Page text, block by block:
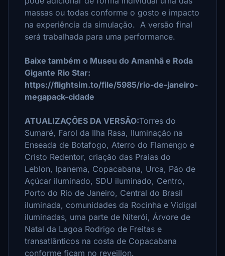
massas ou todas conforme o gosto e impacto
na experiência da simulação. A versão final
será trabalhada para uma performance.
Baixe também o Museu do Amanhã e Roda
Gigante Rio Star:
https://flightsim.to/file/5985/rio-de-janeiro-
megapack-cidade
ATUALIZAÇÕES DA VERSÃO:Torres do
Sumaré, Farol da Ilha Rasa, Iluminação na
Enseada de Botafogo, Aterro do Flamengo e
Cristo Redentor, criação das Praias do
Leblon, Ipanema, Copacabana, Urca, Pão de
Açúcar iluminado, SDU iluminado, Centro,
Porto do Rio de Janeiro, Central do Brasil
iluminada, comunidades da Rocinha e Vidigal
iluminadas, uma parte de Niterói, Árvore de
Natal da Lagoa Rodrigo de Freitas e
transatlânticos na costa de Copacabana
conforme ficam no reveillon.